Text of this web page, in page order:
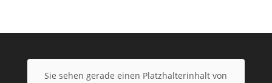
Sie sehen gerade einen Platzhalterinhalt von